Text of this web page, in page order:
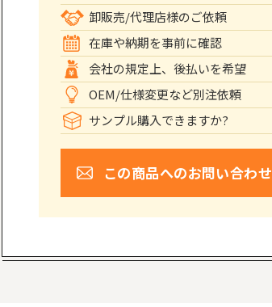
卸販売/代理店様のご依頼
在庫や納期を事前に確認
会社の規定上、後払いを希望
OEM/仕様変更など別注依頼
サンプル購入できますか?
この商品へのお問い合わせ